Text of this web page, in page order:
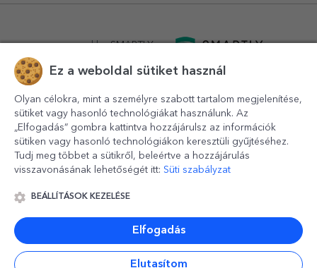
powered bySMARTLY.ro
© 2016-2026 StarGift
contact@stargift.hu
www.stargift.hu
Ez a weboldal sütiket használ
Olyan célokra, mint a személyre szabott tartalom megjelenítése,
sütiket vagy hasonló technológiákat használunk. Az
„Elfogadás” gombra kattintva hozzájárulsz az információk
sütiken vagy hasonló technológiákon keresztüli gyűjtéséhez.
Tudj meg többet a sütikről, beleértve a hozzájárulás
visszavonásának lehetőségét itt: Süti szabályzat
BEÁLLÍTÁSOK KEZELÉSE
Elfogadás
Elutasítom